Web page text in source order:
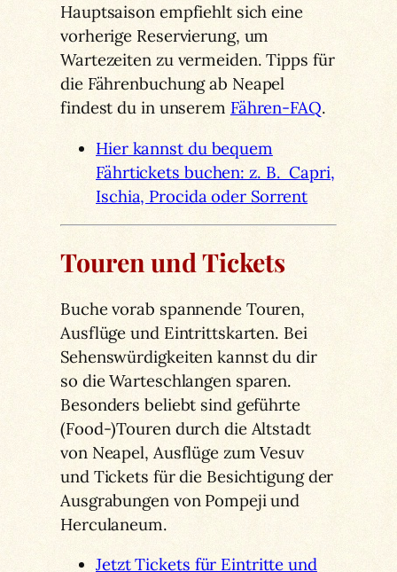
Hauptsaison empfiehlt sich eine
vorherige Reservierung, um
Wartezeiten zu vermeiden. Tipps für
die Fährenbuchung ab Neapel
findest du in unserem Fähren-FAQ.
Hier kannst du bequem
Fährtickets buchen: z. B. Capri,
Ischia, Procida oder Sorrent
Touren und Tickets
Buche vorab spannende Touren,
Ausflüge und Eintrittskarten. Bei
Sehenswürdigkeiten kannst du dir
so die Warteschlangen sparen.
Besonders beliebt sind geführte
(Food-)Touren durch die Altstadt
von Neapel, Ausflüge zum Vesuv
und Tickets für die Besichtigung der
Ausgrabungen von Pompeji und
Herculaneum.
Jetzt Tickets für Eintritte und